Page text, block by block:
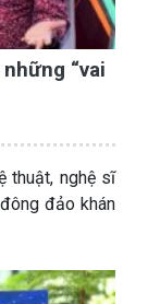
“vai
thuật, nghệ sĩ
đảo khán